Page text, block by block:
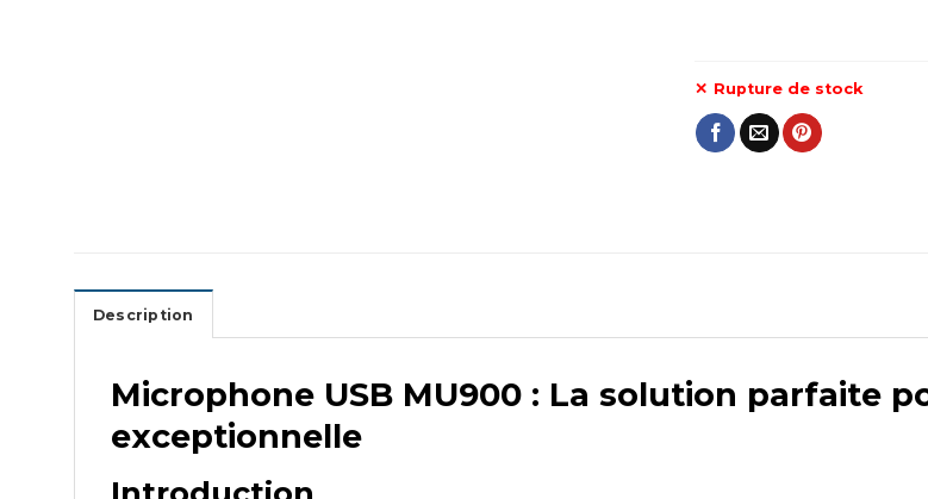
Rupture de stock
Description
Microphone USB MU900 : La solution parfaite
exceptionnelle